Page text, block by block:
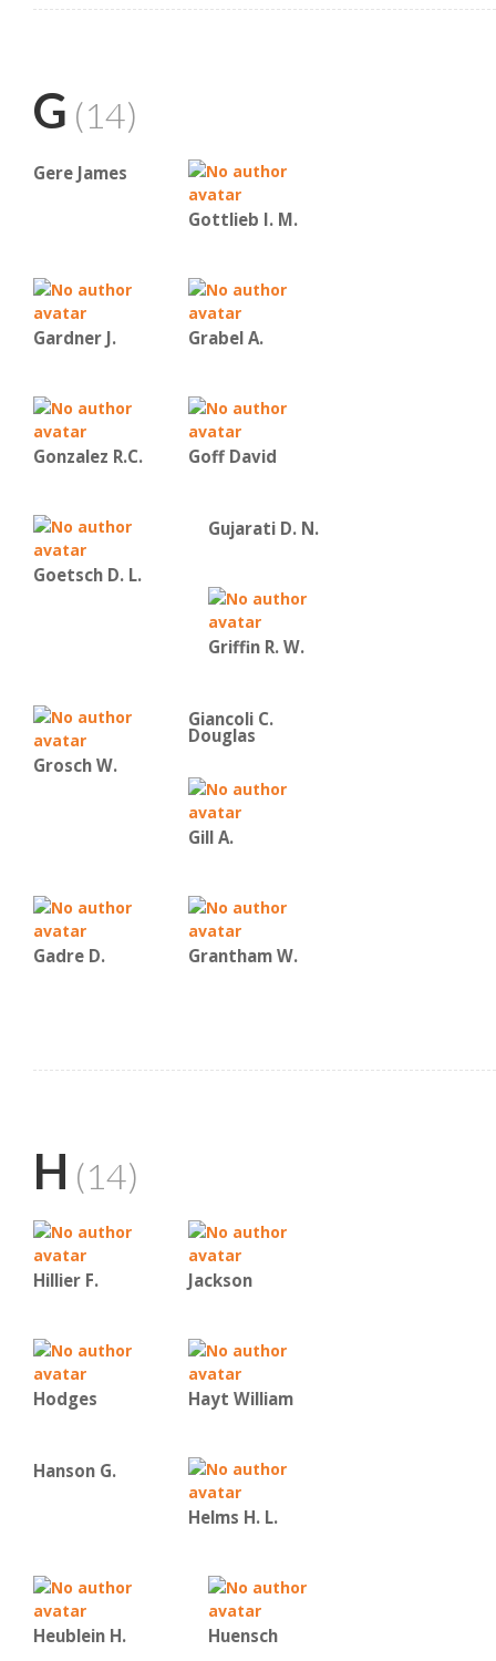
G (14)
Gere James
Gottlieb I. M.
Gardner J. Grabel A.
Gonzalez R.C. Goff David
Goetsch D. L.
Gujarati D. N.
Griffin R. W.
Grosch W.
Giancoli C.
Douglas
Gill A.
Gadre D. Grantham W.
H (14)
Hillier F. Jackson
Hodges Hayt William
Hanson G.
Helms H. L.
Heublein H. Huensch